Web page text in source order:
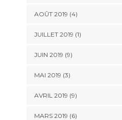
AOÛT 2019 (4)
JUILLET 2019 (1)
JUIN 2019 (9)
MAI 2019 (3)
AVRIL 2019 (9)
MARS 2019 (6)